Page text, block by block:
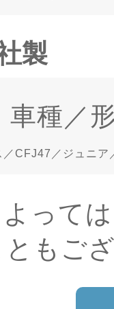
製
車種／
／CFJ47／ジュニ
って
もご